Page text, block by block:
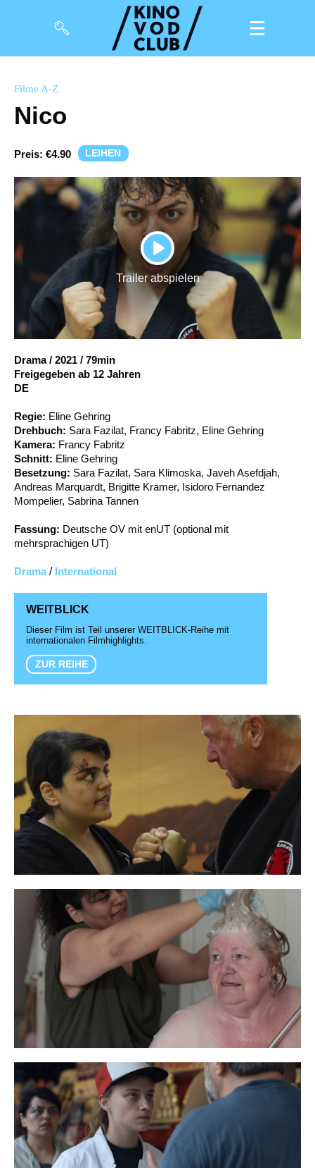
Kuratierungen
So geht’s
Filmpakete
Gutscheine
& Filmpässe
Account
Filme A-Z
Nico
Preis: €4.90 LEIHEN
PLAY
Trailer abspielen
Drama / 2021 / 79min
Freigegeben ab 12 Jahren
DE
Regie: Eline Gehring
Drehbuch: Sara Fazilat, Francy Fabritz, Eline Gehring
Kamera: Francy Fabritz
Schnitt: Eline Gehring
Besetzung: Sara Fazilat, Sara Klimoska, Javeh Asefdjah,
Andreas Marquardt, Brigitte Kramer, Isidoro Fernandez
Mompelier, Sabrina Tannen
Fassung: Deutsche OV mit enUT (optional mit
mehrsprachigen UT)
Drama / International
WEITBLICK
Dieser Film ist Teil unserer WEITBLICK-Reihe mit
internationalen Filmhighlights.
ZUR REIHE